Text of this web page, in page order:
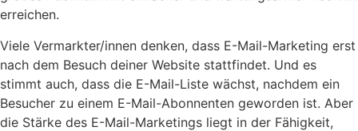
erreichen.
Viele Vermarkter/innen denken, dass E-Mail-Marketing erst
nach dem Besuch deiner Website stattfindet. Und es
stimmt auch, dass die E-Mail-Liste wächst, nachdem ein
Besucher zu einem E-Mail-Abonnenten geworden ist. Aber
die Stärke des E-Mail-Marketings liegt in der Fähigkeit,